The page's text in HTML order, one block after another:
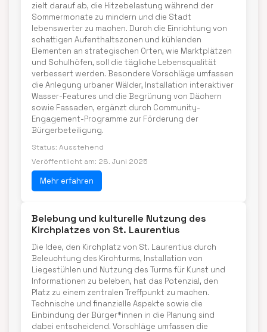
zielt darauf ab, die Hitzebelastung während der
Sommermonate zu mindern und die Stadt
lebenswerter zu machen. Durch die Einrichtung von
schattigen Aufenthaltszonen und kühlenden
Elementen an strategischen Orten, wie Marktplätzen
und Schulhöfen, soll die tägliche Lebensqualität
verbessert werden. Besondere Vorschläge umfassen
die Anlegung urbaner Wälder, Installation interaktiver
Wasser-Features und die Begrünung von Dächern
sowie Fassaden, ergänzt durch Community-
Engagement-Programme zur Förderung der
Bürgerbeteiligung.
Status: Ausstehend
Veröffentlicht am: 28. Juni 2025
Mehr erfahren
Belebung und kulturelle Nutzung des
Kirchplatzes von St. Laurentius
Die Idee, den Kirchplatz von St. Laurentius durch
Beleuchtung des Kirchturms, Installation von
Liegestühlen und Nutzung des Turms für Kunst und
Informationen zu beleben, hat das Potenzial, den
Platz zu einem zentralen Treffpunkt zu machen.
Technische und finanzielle Aspekte sowie die
Einbindung der Bürger*innen in die Planung sind
dabei entscheidend. Vorschläge umfassen die